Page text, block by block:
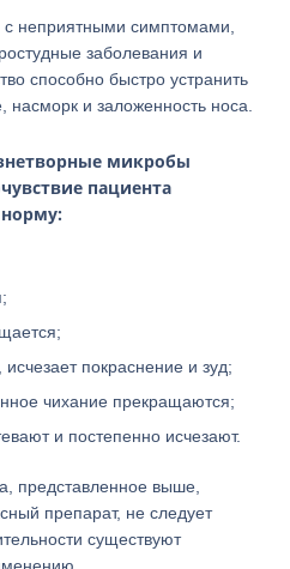
с неприятными симптомами,
заболевания и
способно быстро устранить
и заложенность носа.
микробы
пациента
покраснение и зуд;
чихание прекращаются;
и постепенно исчезают.
представленное выше,
препарат, не следует
существуют